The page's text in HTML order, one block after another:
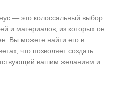
— это колоссальный выбор
и материалов, из которых он
Вы можете найти его в
что позволяет создать
вашим желаниям и